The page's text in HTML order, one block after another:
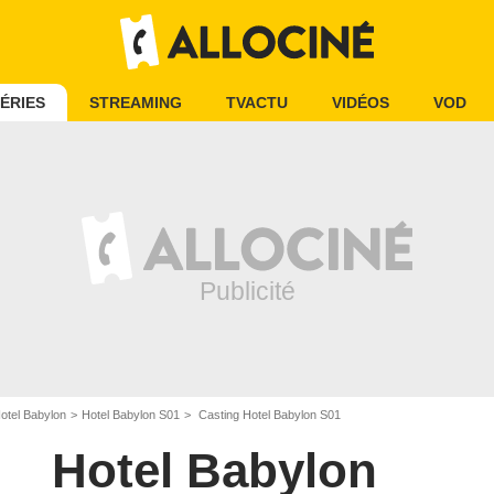
STREAMING TVACTU VIDÉOS VOD
Babylon Hotel Babylon S01 Casting Hotel Babylon S01
Hotel Babylon